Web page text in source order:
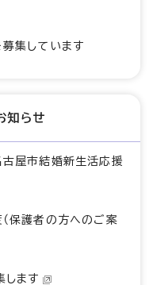
集しています
知らせ
屋市結婚新生活応援
保護者の方へのご案
します